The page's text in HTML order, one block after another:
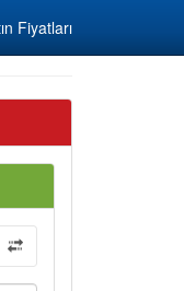
Fiyatları